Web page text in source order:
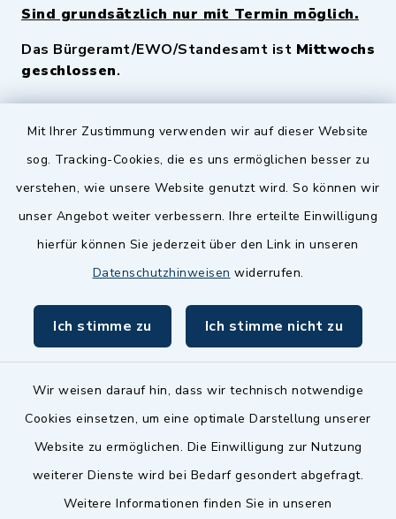
Mit Ihrer Zustimmung verwenden wir auf dieser Website
sog. Tracking-Cookies, die es uns ermöglichen besser zu
verstehen, wie unsere Website genutzt wird. So können wir
unser Angebot weiter verbessern. Ihre erteilte Einwilligung
hierfür können Sie jederzeit über den Link in unseren
Datenschutzhinweisen widerrufen.
Ich stimme zu Ich stimme nicht zu
Wir weisen darauf hin, dass wir technisch notwendige
Cookies einsetzen, um eine optimale Darstellung unserer
Website zu ermöglichen. Die Einwilligung zur Nutzung
weiterer Dienste wird bei Bedarf gesondert abgefragt.
Weitere Informationen finden Sie in unseren
Sind grundsätzlich nur mit Termin möglich.
Das Bürgeramt/EWO/Standesamt ist Mittwochs
geschlossen.
Quicklinks
Zenngrund Allianz
Dillenberggruppe
inixmedia GmbH
Barrierefreiheit